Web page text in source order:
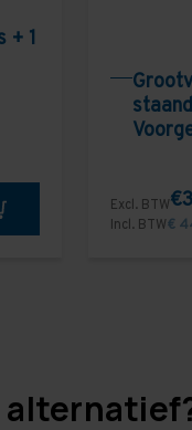
+ 1
Excl. BTW
Incl. BTW€